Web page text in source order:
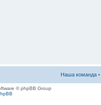
Наша команда •
© phpBB Group